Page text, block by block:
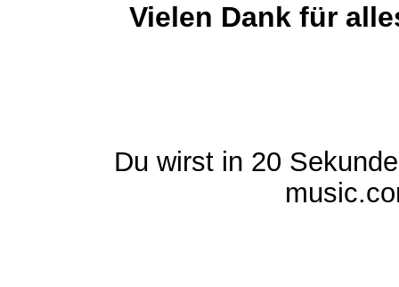
Vielen Dank für
Du wirst in 20